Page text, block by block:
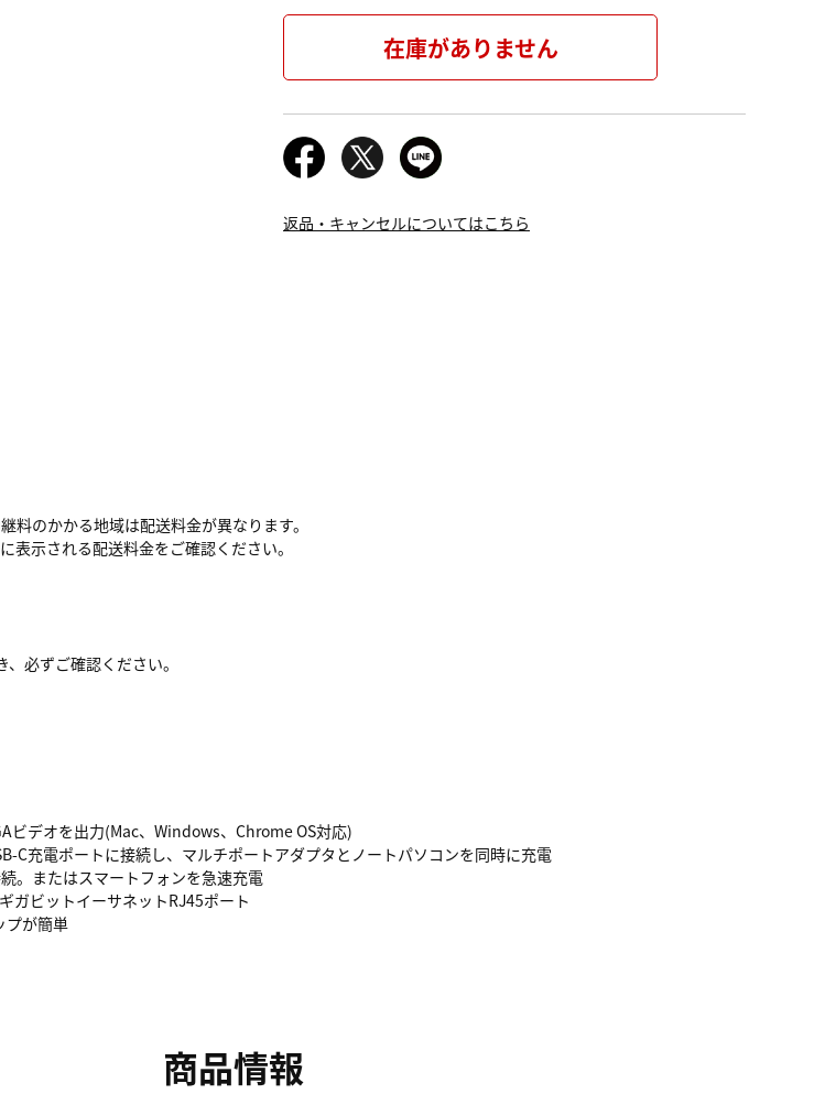
在庫がありません
返品・キャンセルについてはこちら
料のかかる地域は配送料金が異なります。
表示される配送料金をご確認ください。
必ずご確認ください。
ビデオを出力(Mac、Windows、Chrome OS対応)
C充電ポートに接続し、マルチポートアダプタとノートパソコンを同時に充電
。またはスマートフォンを急速充電
ガビットイーサネットRJ45ポート
プが簡単
商品情報